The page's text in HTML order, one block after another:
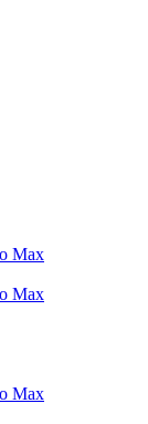
Max
Max
Max